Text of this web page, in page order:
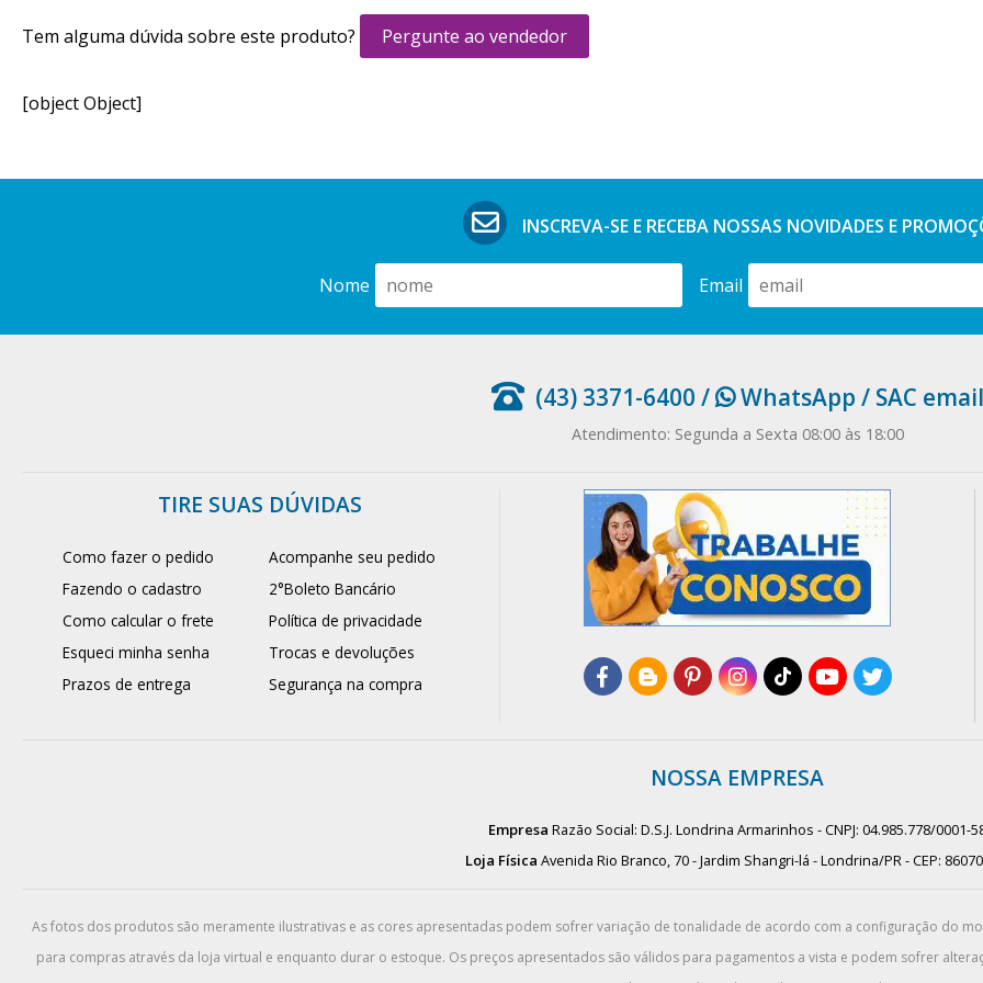
Tem alguma dúvida sobre este produto? Pergunte ao vendedor
[object Object]
INSCREVA-SE E RECEBA NOSSAS NOVIDADES E
Nome Email
(43) 3371-6400 / WhatsApp / SAC email
Atendimento: Segunda a Sexta 08:00 às 18:00
TIRE SUAS DÚVIDAS
Como fazer o pedido
Fazendo o cadastro
Como calcular o frete
Esqueci minha senha
Prazos de entrega
Acompanhe seu pedido
2°Boleto Bancário
Política de privacidade
Trocas e devoluções
Segurança na compra
NOSSA EMPRESA
Empresa Razão Social: D.S.J. Londrina Armarinhos - CNPJ: 04.985.778/0001-
Loja Física Avenida Rio Branco, 70 - Jardim Shangri-lá - Londrina/PR - CEP:
As fotos dos produtos são meramente ilustrativas e as cores apresentadas podem sofrer variação de tonalidade de acordo com a configuração do
para compras através da loja virtual e enquanto durar o estoque. Os preços apresentados são válidos para pagamentos a vista e podem sofrer